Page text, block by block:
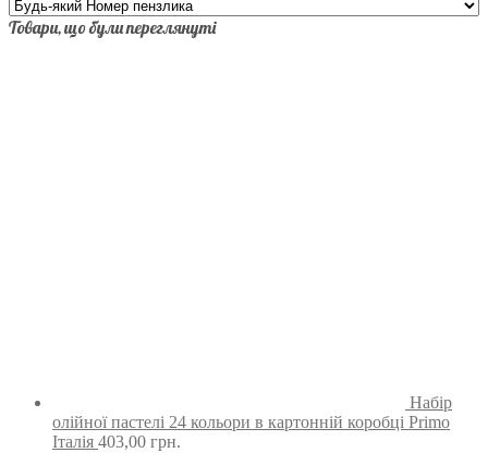
Товари, що були переглянуті
Набір
олійної пастелі 24 кольори в картонній коробці Primo
Італія 403,00 грн.